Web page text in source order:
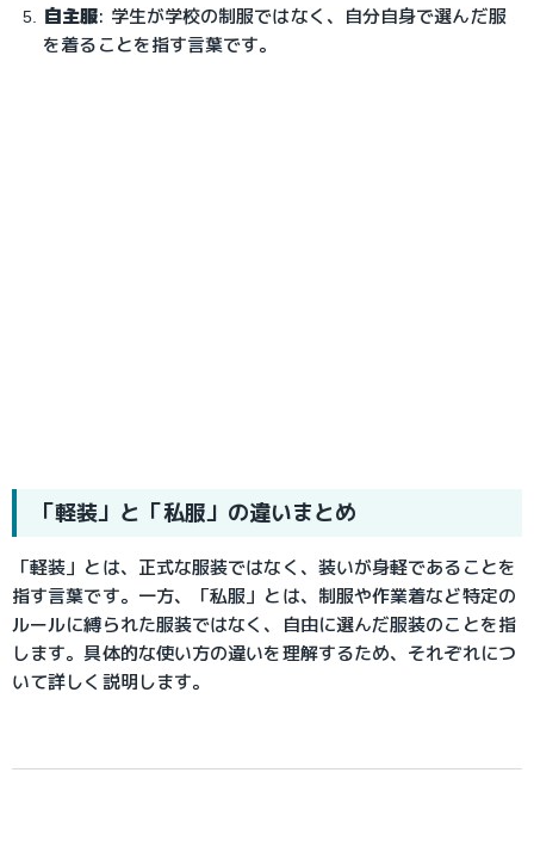
自主服: 学生が学校の制服ではなく、自分自身で選んだ服
を着ることを指す言葉です。
「軽装」と「私服」の違いまとめ
「軽装」とは、正式な服装ではなく、装いが身軽であることを
指す言葉です。一方、「私服」とは、制服や作業着など特定の
ルールに縛られた服装ではなく、自由に選んだ服装のことを指
します。具体的な使い方の違いを理解するため、それぞれにつ
いて詳しく説明します。